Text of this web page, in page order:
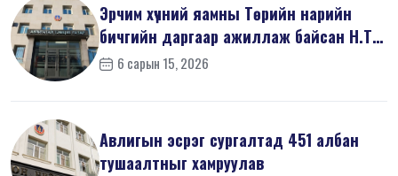
Эрчим хүчний яамны Төрийн нарийн
бичгийн даргаар ажиллаж байсан Н.Т
на...6 сарын 15, 2026
Авлигын эсрэг сургалтад 451 албан
тушаалтныг хамруулав